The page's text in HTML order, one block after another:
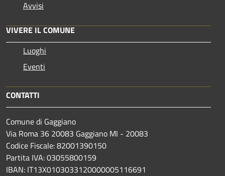
Avvisi
VIVERE IL COMUNE
Luoghi
Eventi
CONTATTI
Comune di Gaggiano
Via Roma 36 20083 Gaggiano MI - 20083
Codice Fiscale: 82001390150
Partita IVA: 03055800159
IBAN: IT13X0103033120000005116691